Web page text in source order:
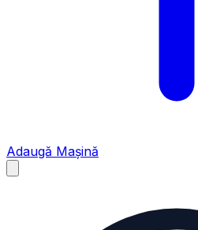
Adaugă Mașină